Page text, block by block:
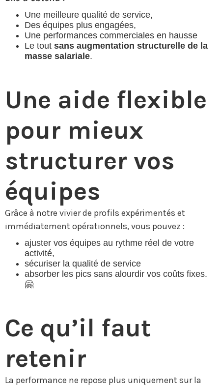
Une meilleure qualité de service,
Des équipes plus engagées,
Une performances commerciales en hausse
Le tout sans augmentation structurelle de la
masse salariale.
Une aide flexible
pour mieux
structurer vos
équipes
Grâce à notre vivier de profils expérimentés et
immédiatement opérationnels, vous pouvez :
ajuster vos équipes au rythme réel de votre
activité,
sécuriser la qualité de service
absorber les pics sans alourdir vos coûts fixes.
🤗
Ce qu’il faut
retenir
La performance ne repose plus uniquement sur la